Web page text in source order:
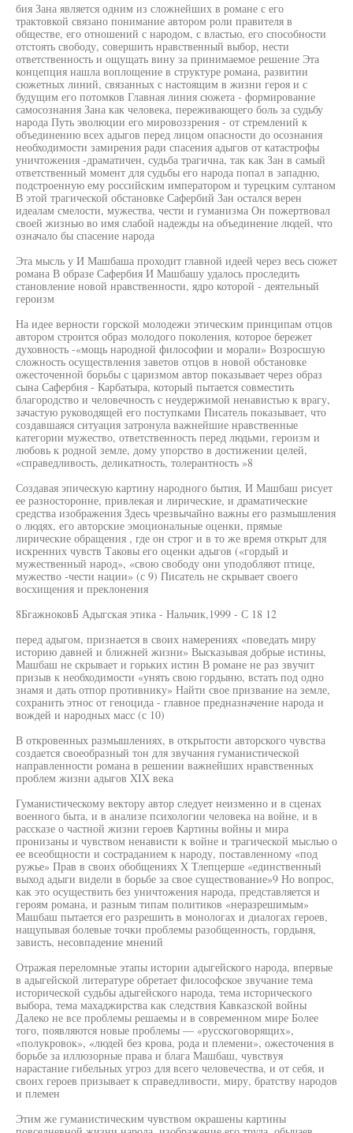
бия Зана является одним из сложнейших в романе с его
трактовкой связано понимание автором роли правителя в
обществе, его отношений с народом, с властью, его способности
отстоять свободу, совершить нравственный выбор, нести
ответственность и ощущать вину за принимаемое решение Эта
концепция нашла воплощение в структуре романа, развитии
сюжетных линий, связанных с настоящим в жизни героя и с
будущим его потомков Главная линия сюжета - формирование
самосознания Зана как человека, переживающего боль за судьбу
народа Путь эволюции его мировоззрения - от стремлений к
объединению всех адыгов перед лицом опасности до осознания
необходимости замирения ради спасения адыгов от катастрофы
уничтожения -драматичен, судьба трагична, так как Зан в самый
ответственный момент для судьбы его народа попал в западню,
подстроенную ему российским императором и турецким султаном
В этой трагической обстановке Сафербий Зан остался верен
идеалам смелости, мужества, чести и гуманизма Он пожертвовал
своей жизнью во имя слабой надежды на объединение людей, что
означало бы спасение народа
Эта мысль у И Машбаша проходит главной идеей через весь сюжет
романа В образе Сафербия И Машбашу удалось проследить
становление новой нравственности, ядро которой - деятельный
героизм
На идее верности горской молодежи этическим принципам отцов
автором строится образ молодого поколения, которое бережет
духовность -«мощь народной философии и морали» Возросшую
сложность осуществления заветов отцов в новой обстановке
ожесточенной борьбы с царизмом автор показывает через образ
сына Сафербия - Карбатыра, который пытается совместить
благородство и человечность с неудержимой ненавистью к врагу,
зачастую руководящей его поступками Писатель показывает, что
создавшаяся ситуация затронула важнейшие нравственные
категории мужество, ответственность перед людьми, героизм и
любовь к родной земле, дому упорство в достижении целей,
«справедливость, деликатность, толерантность »8
Создавая эпическую картину народного бытия, И Машбаш рисует
ее разносторонне, привлекая и лирические, и драматические
средства изображения Здесь чрезвычайно важны его размышления
о людях, его авторские эмоциональные оценки, прямые
лирические обращения , где он строг и в то же время открыт для
искренних чувств Таковы его оценки адыгов («гордый и
мужественный народ», «свою свободу они уподобляют птице,
мужество -чести нации» (с 9) Писатель не скрывает своего
восхищения и преклонения
8БгажноковБ Адыгская этика - Нальчик,1999 - С 18 12
перед адыгом, признается в своих намерениях «поведать миру
историю давней и ближней жизни» Высказывая добрые истины,
Машбаш не скрывает и горьких истин В романе не раз звучит
призыв к необходимости «унять свою гордыню, встать под одно
знамя и дать отпор противнику» Найти свое призвание на земле,
сохранить этнос от геноцида - главное предназначение народа и
вождей и народных масс (с 10)
В откровенных размышлениях, в открытости авторского чувства
создается своеобразный тон для звучания гуманистической
направленности романа в решении важнейших нравственных
проблем жизни адыгов XIX века
Гуманистическому вектору автор следует неизменно и в сценах
военного быта, и в анализе психологии человека на войне, и в
рассказе о частной жизни героев Картины войны и мира
пронизаны и чувством ненависти к войне и трагической мыслью о
ее всеобщности и состраданием к народу, поставленному «под
ружье» Прав в своих обобщениях X Тлепцерше «единственный
выход адыги видели в борьбе за свое существование»9 Но вопрос,
как это осуществить без уничтожения народа, представляется и
героям романа, и разным типам политиков «неразрешимым»
Машбаш пытается его разрешить в монологах и диалогах героев,
нащупывая болевые точки проблемы разобщенность, гордыня,
зависть, несовпадение мнений
Отражая переломные этапы истории адыгейского народа, впервые
в адыгейской литературе обретает философское звучание тема
исторической судьбы адыгейского народа, тема исторического
выбора, тема махаджирства как следствия Кавказской войны
Далеко не все проблемы решаемы и в современном мире Более
того, появляются новые проблемы — «русскоговорящих»,
«полукровок», «людей без крова, рода и племени», ожесточения в
борьбе за иллюзорные права и блага Машбаш, чувствуя
нарастание гибельных угроз для всего человечества, и от себя, и
своих героев призывает к справедливости, миру, братству народов
и племен
Этим же гуманистическим чувством окрашены картины